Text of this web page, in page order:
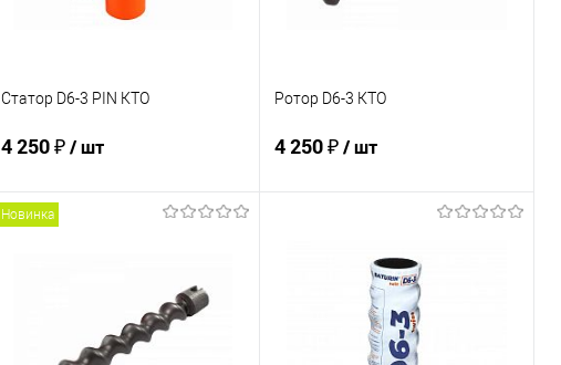
Статор D6-3 PIN КТО
4 250 ₽/ шт
К сравнению
В избранное
Под заказ
Ротор D6-3 КТО
4 250 ₽/ шт
Купить в 1 клик
В избранное
Новинка